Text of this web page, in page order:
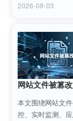
2026-08-03
网站文件被篡
本文围绕网站文
控、实时监测、